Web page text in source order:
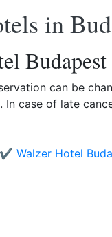
in
can be
In case of late
✔️ Walzer Hotel